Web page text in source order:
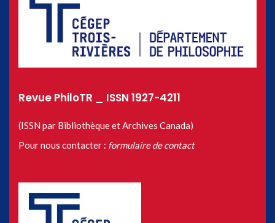
Revue PhiloTR _ ISSN 1927-4211
(ISSN par Bibliothèque et Archives Canada)
Pour nous contacter : formulaire de contact